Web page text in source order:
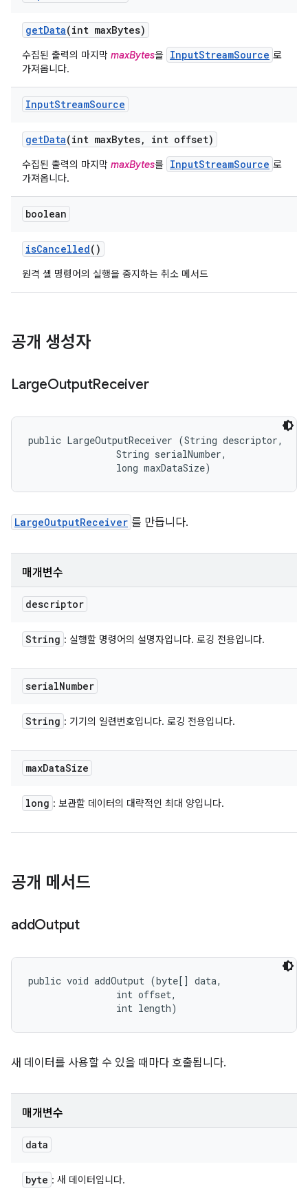
getData(int maxBytes)
수집된 출력의 마지막 maxBytes을 InputStreamSource 로
가져옵니다.
InputStreamSource
getData(int maxBytes, int offset)
수집된 출력의 마지막 maxBytes를 InputStreamSource 로
가져옵니다.
boolean
isCancelled()
원격 셸 명령어의 실행을 중지하는 취소 메서드
공개 생성자
LargeOutputReceiver
public LargeOutputReceiver (String descriptor,
                String serialNumber,
                long maxDataSize)
LargeOutputReceiver 를 만듭니다.
매개변수
descriptor
String : 실행할 명령어의 설명자입니다. 로깅 전용입니다.
serialNumber
String : 기기의 일련번호입니다. 로깅 전용입니다.
maxDataSize
long : 보관할 데이터의 대략적인 최대 양입니다.
공개 메서드
addOutput
public void addOutput (byte[] data,
                int offset,
                int length)
새 데이터를 사용할 수 있을 때마다 호출됩니다.
매개변수
data
byte : 새 데이터입니다.